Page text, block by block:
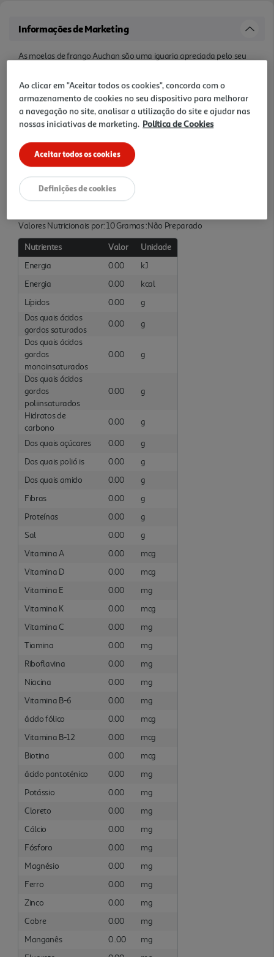
Informações de Marketing
As moelas de frango Auchan são uma iguaria apreciada pelo seu
cozinha tradicional portuguesa, como guisados e ensopados, as
moelas são uma excelente fonte de proteína e adicionam um toque
d e sabor único às refeições.
Ingredientes/Composição
Frango
Valores Nutricionais por: 10 Gramas :Não Preparado
Nutrientes Valor
Unidade
Energia
0.00
kJ
Energia
0.00
kcal
Lípidos
0.00
g
Dos quais ácidos
gordos saturados
0.00
g
Dos quais ácidos
gordos
monoinsaturados
0.00 g
Dos quais ácidos
gordos
poliinsaturados
0.00 g
Hidratos de
carbono
0.00 g
Dos quais açúcares 0.00
g
Dos quais polió is
0.00
g
Dos quais amido
0.00
g
Fibras
0.00
g
Proteínas
0.00
g
Sal
0.00
g
Vitamina A
0.00
mcg
Vitamina D
0.00
mcg
Vitamina E
0.00
mg
Vitamina K
0.00
mcg
Vitamina C
0.00
mg
Tiamina
0.00
mg
Riboflavina
0.00
mg
Niacina
0.00
mg
Vitamina B-6
0.00
mg
ácido fólico
0.00
mcg
Vitamina B-12
0.00
mcg
Biotina
0.00
mcg
ácido pantoténico
0.00
mg
Potássio
0.00
mg
Cloreto
0.00
mg
Cálcio
0.00
mg
Fósforo
0.00
mg
Magnésio
0.00
mg
Ferro
0.00
mg
Zinco
0.00
mg
Cobre
0.00
mg
Manganês
0 .00
mg
Ao clicar em "Aceitar todos os cookies", concorda com o
armazenamento de cookies no seu dispositivo para melhorar
a navegação no site, analisar a utilização do site e ajudar nas
nossas iniciativas de marketing. Política de Cookies
Aceitar todos os cookies
Definições de cookies